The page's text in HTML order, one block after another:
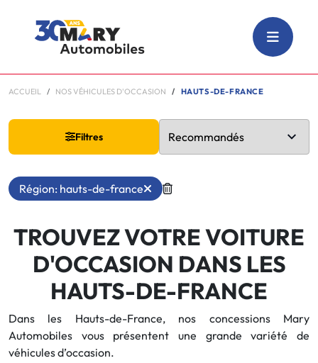
ACCUEIL NOS VÉHICULES D'OCCASION HAUTS-DE-FRANCE
Filtres
Région: hauts-de-france
TROUVEZ VOTRE VOITURE
D'OCCASION DANS LES
HAUTS-DE-FRANCE
Dans les Hauts-de-France, nos concessions Mary
Automobiles vous présentent une grande variété de
véhicules d’occasion.